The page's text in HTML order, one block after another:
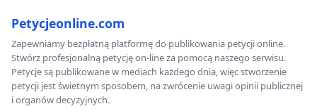
Petycjeonline.com
Zapewniamy bezpłatną platformę do publikowania petycji online.
Stwórz profesjonalną petycję on-line za pomocą naszego serwisu.
Petycje są publikowane w mediach każdego dnia, więc stworzenie
petycji jest świetnym sposobem, na zwrócenie uwagi opinii publicznej
i organów decyzyjnych.